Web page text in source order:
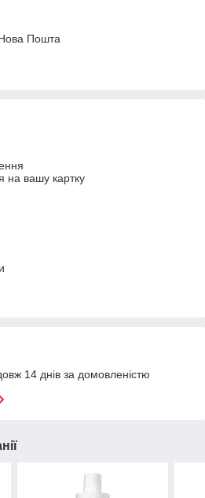
Пошта
на вашу картку
14 днів за домовленістю